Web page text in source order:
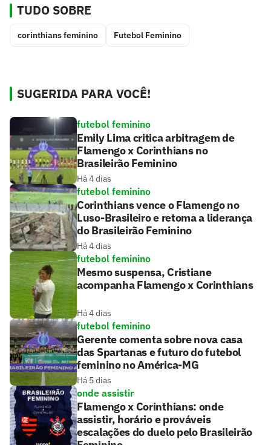
TUDO SOBRE
corinthians feminino Futebol Feminino
SUGERIDA PARA VOCÊ!
futebol feminino
Emily Lima critica arbitragem de
Flamengo x Corinthians no
Brasileirão Feminino
Há 4 dias
futebol feminino
Corinthians vence o Flamengo no
Luso-Brasileiro e retoma a liderança
do Brasileirão Feminino
Há 4 dias
futebol feminino
Mesmo suspensa, Cristiane
acompanha Flamengo x Corinthians
Há 4 dias
futebol feminino
Gerente comenta sobre nova casa
das Spartanas e futuro do futebol
feminino no América-MG
Há 5 dias
onde assistir
Flamengo x Corinthians: onde
assistir, horário e prováveis
escalações do duelo pelo Brasileirão